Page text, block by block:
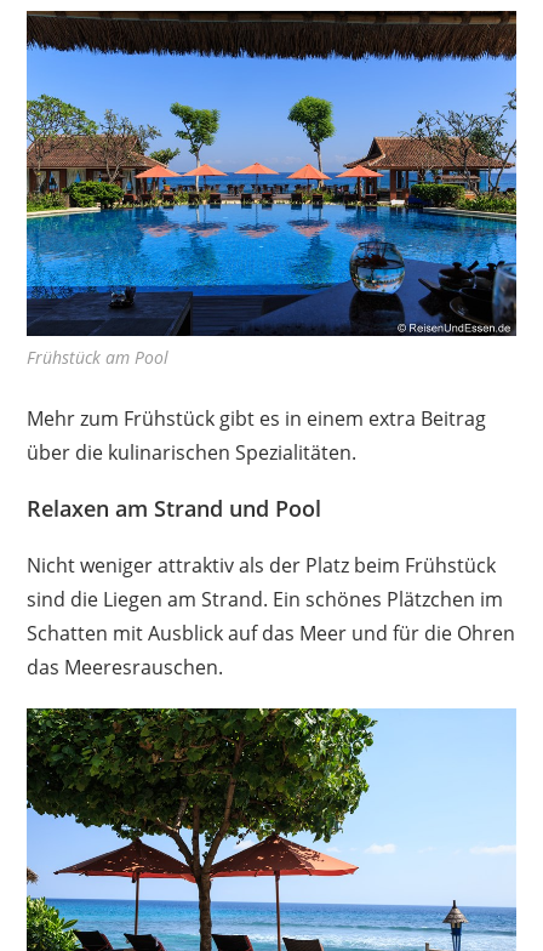
Frühstück am Pool
Mehr zum Frühstück gibt es in einem extra Beitrag
über die kulinarischen Spezialitäten.
Relaxen am Strand und Pool
Nicht weniger attraktiv als der Platz beim Frühstück
sind die Liegen am Strand. Ein schönes Plätzchen im
Schatten mit Ausblick auf das Meer und für die Ohren
das Meeresrauschen.